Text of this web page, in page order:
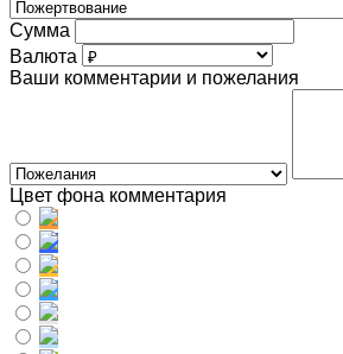
Сумма
Валюта
Ваши комментарии и пожелания
Цвет фона комментария